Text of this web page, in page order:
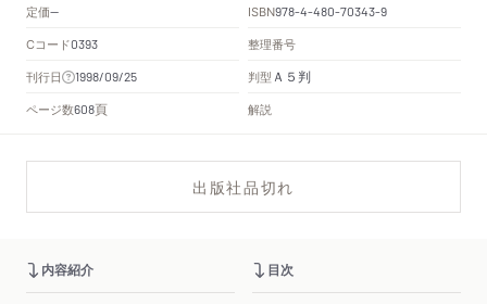
定価-- ISBN978-4-480-70343-9
Cコード0393
整理番号
刊行日
1998/09/25 判型 Ａ５判
ページ数608頁 解説
出版社品切れ
内容紹介 目次